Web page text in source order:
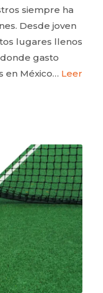
siempre ha
Desde joven
lugares llenos
gasto
en México… Leer